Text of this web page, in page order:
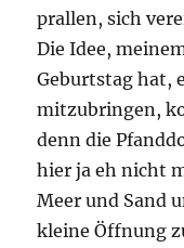
prallen, sich
Die Idee,
Geburtstag hat,
mitzubringen,
denn die
hier ja eh nicht
Meer und Sand
kleine Öffnung